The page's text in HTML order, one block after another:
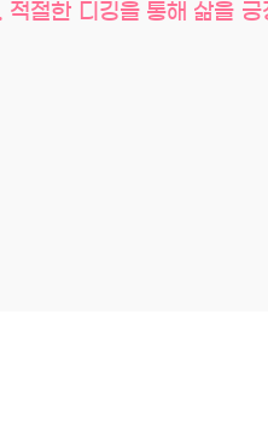
절한 디깅을 통해 삶을